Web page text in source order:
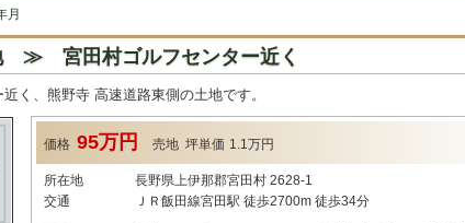
月
宮田村ゴルフセンター近く
く、熊野寺 高速道路東側の土地です。
価格 95万円 売地 坪単価 1.1万円
所在地
長野県上伊那郡宮田村 2628-1
交通
ＪＲ飯田線宮田駅 徒歩2700m 徒歩34分